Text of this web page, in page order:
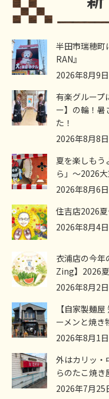
半田市瑞穂町
RAN』
2026年8月9日
有楽グループ
ー】の輪！暑
た！
2026年8月8日
夏を楽しもう
ら」～2026大
2026年8月6日
住吉店2026夏
2026年8月4日
衣浦店の今年
Zing】2026
2026年8月2日
【自家製麺
ーメンと焼き
2026年8月1日
外はカリッ・
らのたこ焼き
2026年7月25